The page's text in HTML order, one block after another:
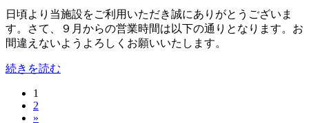
日頃より当施設をご利用いただき誠にありがとうございま
す。さて、９月からの営業時間は以下の通りとなります。お
間違えないようよろしくお願いいたします。
続きを読む
固
定
1
固
定
2
»